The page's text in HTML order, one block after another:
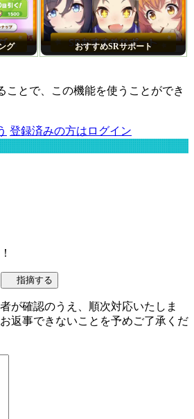
グ おすすめSRサポート
ことで、この機能を使うことができ
登録済みの方はログイン
指摘する
が確認のうえ、順次対応いたしま
返事できないことを予めご了承くだ